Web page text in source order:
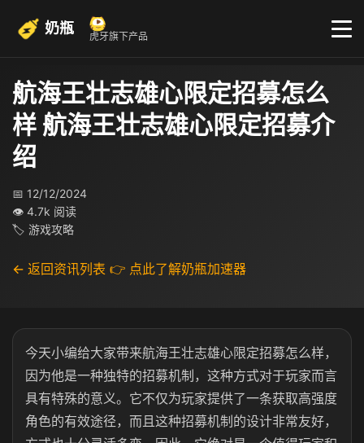
奶瓶 虎牙旗下产品
航海王壮志雄心限定招募怎么
样 航海王壮志雄心限定招募介
绍
📅 12/12/2024
👁 4.7k 阅读
🏷 游戏攻略
← 返回资讯列表 👉 点此了解奶瓶加速器
今天小编给大家带来航海王壮志雄心限定招募怎么样，
因为他是一种独特的招募机制，这种方式对于玩家而言
具有特殊的意义。它不仅为玩家提供了一条获取高强度
角色的有效途径，而且这种招募机制的设计非常友好，